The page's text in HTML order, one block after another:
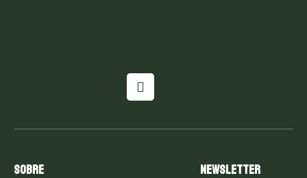
Sobre Newsletter